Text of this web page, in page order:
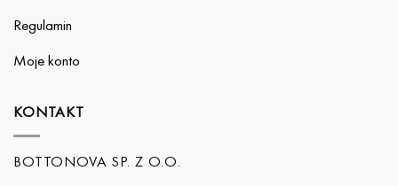
Regulamin
Moje konto
KONTAKT
BOTTONOVA SP. Z O.O.